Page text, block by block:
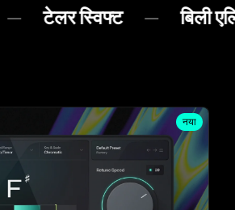
टेलर स्विफ्ट बिली एलिश
नया